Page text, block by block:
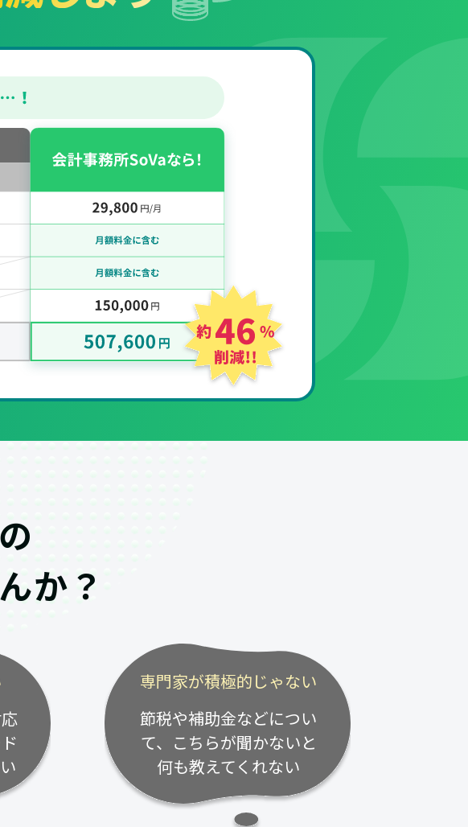
の
か？
専門家が積極的じゃない
節税や補助金などについ
て、こちらが聞かないと
何も教えてくれない